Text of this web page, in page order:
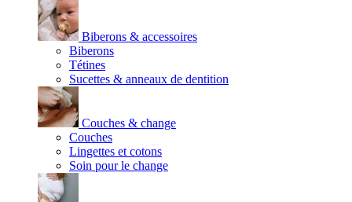
Biberons & accessoires
Biberons
Tétines
Sucettes & anneaux de dentition
Couches & change
Couches
Lingettes et cotons
Soin pour le change